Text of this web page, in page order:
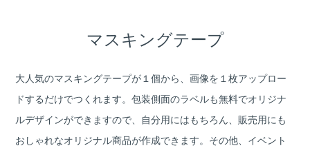
マスキングテープ
大人気のマスキングテープが１個から、画像を１枚アップロー
ドするだけでつくれます。包装側面のラベルも無料でオリジナ
ルデザインができますので、自分用にはもちろん、販売用にも
おしゃれなオリジナル商品が作成できます。その他、イベント